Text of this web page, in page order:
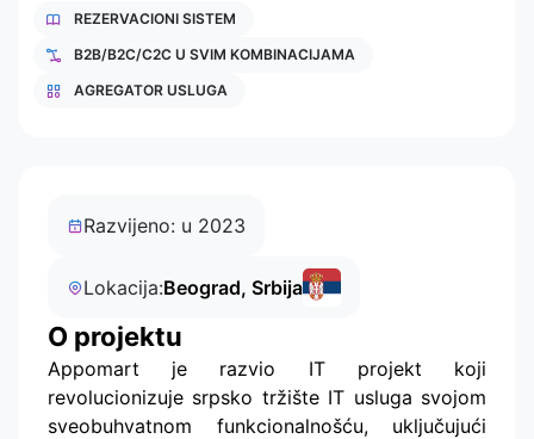
REZERVACIONI SISTEM
B2B/B2C/C2C U SVIM KOMBINACIJAMA
AGREGATOR USLUGA
Razvijeno: u 2023
Lokacija:Beograd, Srbija
O projektu
Appomart je razvio IT projekt koji
revolucionizuje srpsko tržište IT usluga svojom
sveobuhvatnom funkcionalnošću, uključujući